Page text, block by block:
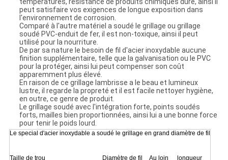
températures, résistance de produits chimiques dure, ainsi il
peut satisfaire vos exigences de longue exposition dans
l'environnement de corrosion.
Comparé à l'autre matériel a soudé le grillage ou grillage
soudé PVC-enduit de fer, il est non-toxique, ainsi il peut
utilisé pour la nourriture.
De par sa nature le besoin de fil d'acier inoxydable aucune
finition supplémentaire, telle que la galvanisation ou le PVC
pour la protéger, ainsi lui peut compenser son coût
apparemment plus élevé.
En raison de ce grillage lambrisse a le beau et lumineux
lustre, il regarde la propreté et il est facile nettoyer hygiène,
en outre, ce genre de produit.
Le grillage soudé avec l'intégration forte, points soudés
forts, mailles bien proportionnées, ainsi lui a une bonne force
pour tenir le poids lourd.
Le special d'acier inoxydable a soudé le grillage en grand diamètre de fil
Taille de trou Diamètre de fil Au loin longueur